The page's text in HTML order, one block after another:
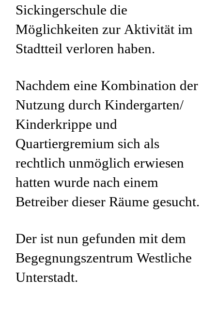
Sickingerschule die
Möglichkeiten zur Aktivität im
Stadtteil verloren haben.
Nachdem eine Kombination der
Nutzung durch Kindergarten/
Kinderkrippe und
Quartiergremium sich als
rechtlich unmöglich erwiesen
hatten wurde nach einem
Betreiber dieser Räume gesucht.
Der ist nun gefunden mit dem
Begegnungszentrum Westliche
Unterstadt.